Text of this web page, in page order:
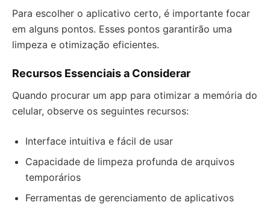
Para escolher o aplicativo certo, é importante focar
em alguns pontos. Esses pontos garantirão uma
limpeza e otimização eficientes.
Recursos Essenciais a Considerar
Quando procurar um app para otimizar a memória do
celular, observe os seguintes recursos:
Interface intuitiva e fácil de usar
Capacidade de limpeza profunda de arquivos
temporários
Ferramentas de gerenciamento de aplicativos